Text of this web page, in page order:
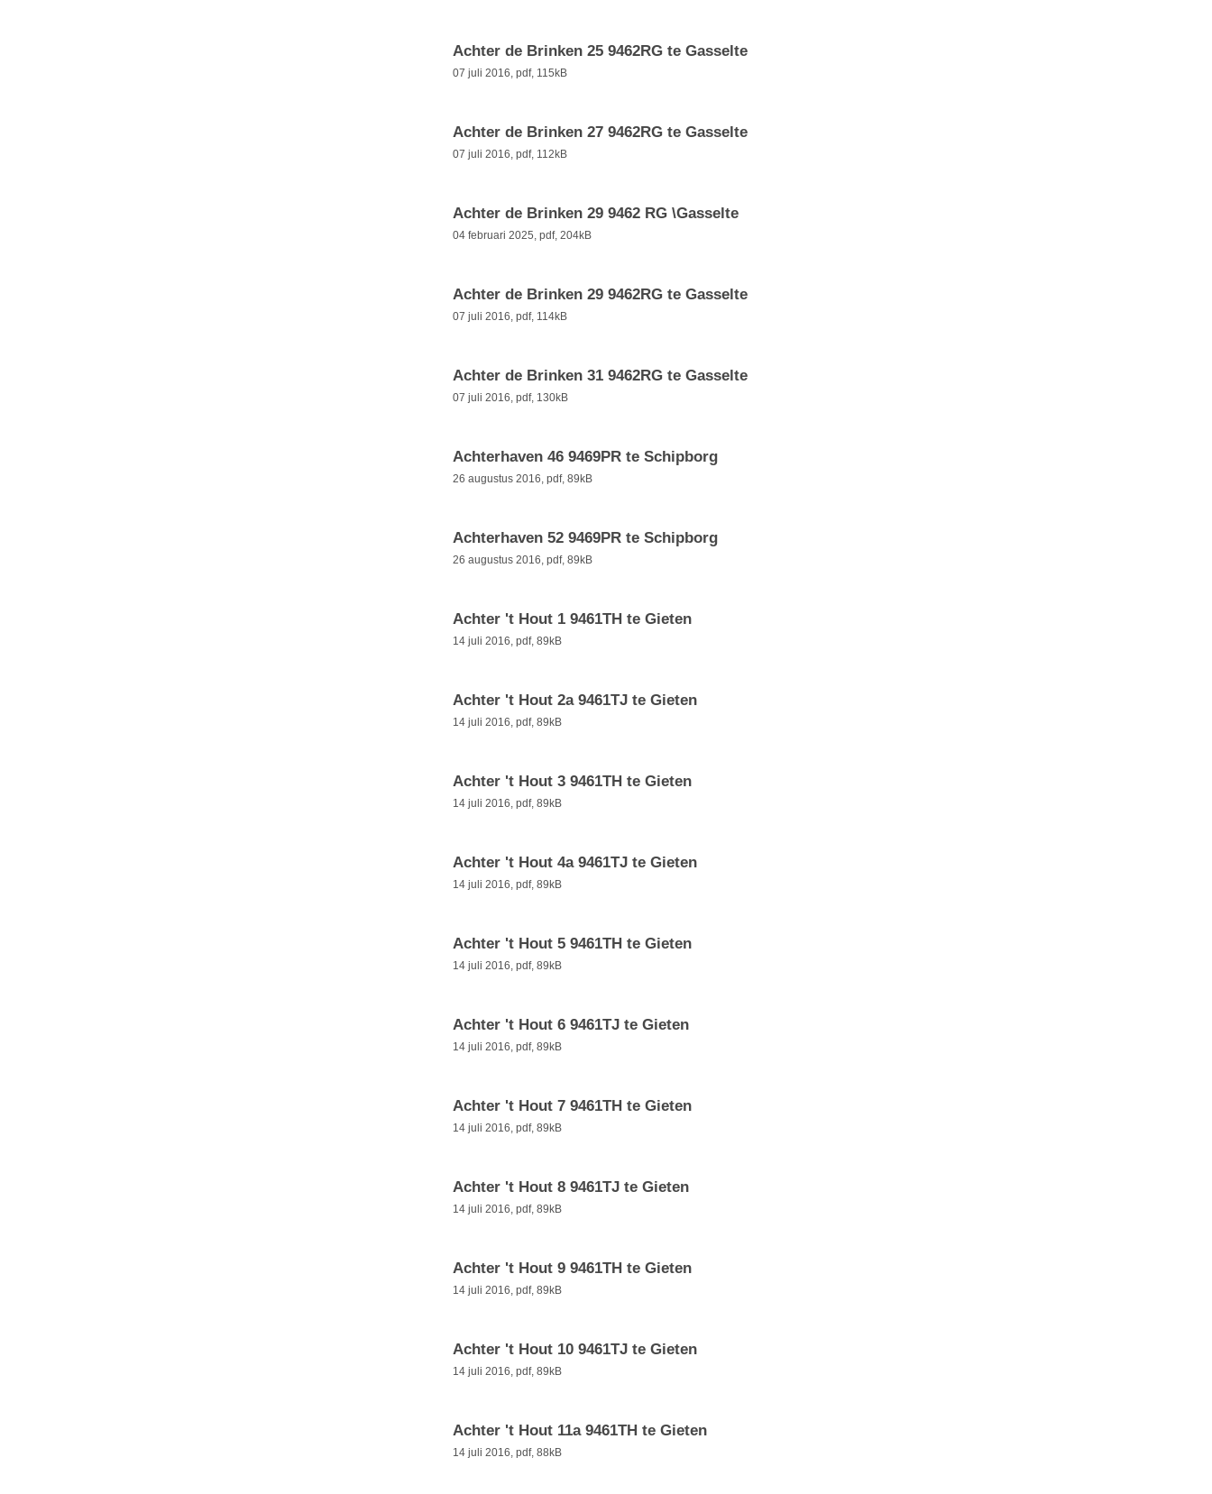
Achter de Brinken 25 9462RG te Gasselte
07 juli 2016, pdf, 115kB
Achter de Brinken 27 9462RG te Gasselte
07 juli 2016, pdf, 112kB
Achter de Brinken 29 9462 RG \Gasselte
04 februari 2025, pdf, 204kB
Achter de Brinken 29 9462RG te Gasselte
07 juli 2016, pdf, 114kB
Achter de Brinken 31 9462RG te Gasselte
07 juli 2016, pdf, 130kB
Achterhaven 46 9469PR te Schipborg
26 augustus 2016, pdf, 89kB
Achterhaven 52 9469PR te Schipborg
26 augustus 2016, pdf, 89kB
Achter 't Hout 1 9461TH te Gieten
14 juli 2016, pdf, 89kB
Achter 't Hout 2a 9461TJ te Gieten
14 juli 2016, pdf, 89kB
Achter 't Hout 3 9461TH te Gieten
14 juli 2016, pdf, 89kB
Achter 't Hout 4a 9461TJ te Gieten
14 juli 2016, pdf, 89kB
Achter 't Hout 5 9461TH te Gieten
14 juli 2016, pdf, 89kB
Achter 't Hout 6 9461TJ te Gieten
14 juli 2016, pdf, 89kB
Achter 't Hout 7 9461TH te Gieten
14 juli 2016, pdf, 89kB
Achter 't Hout 8 9461TJ te Gieten
14 juli 2016, pdf, 89kB
Achter 't Hout 9 9461TH te Gieten
14 juli 2016, pdf, 89kB
Achter 't Hout 10 9461TJ te Gieten
14 juli 2016, pdf, 89kB
Achter 't Hout 11a 9461TH te Gieten
14 juli 2016, pdf, 88kB